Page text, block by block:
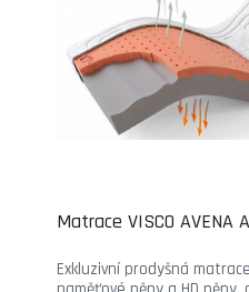
Matrace VISCO AVENA
Exkluzivní prodyšná